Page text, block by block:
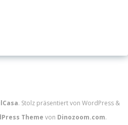
. Stolz präsentiert von WordPress &
Theme von Dinozoom.com.